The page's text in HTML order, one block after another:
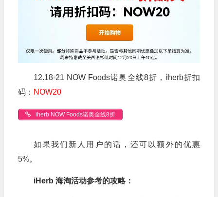
12.18-21 NOW Foods诺奥全线8折，iherb折扣
码： NOW20
iherb NOW Foods诺奥全线8折
如果我们新人用户的话，还可以额外的优惠
5%。
iHerb 海淘活动参考的攻略：